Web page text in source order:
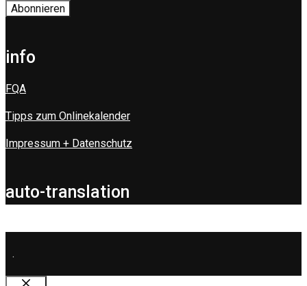
info
FQA
Tipps zum Onlinekalender
Impressum + Datenschutz
auto-translation
.